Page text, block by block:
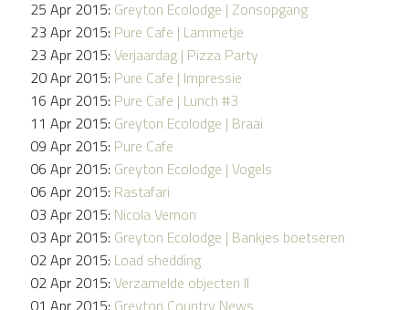
25 Apr 2015: Greyton Ecolodge | Zonsopgang
23 Apr 2015: Pure Cafe | Lammetje
23 Apr 2015: Verjaardag | Pizza Party
20 Apr 2015: Pure Cafe | Impressie
16 Apr 2015: Pure Cafe | Lunch #3
11 Apr 2015: Greyton Ecolodge | Braai
09 Apr 2015: Pure Cafe
06 Apr 2015: Greyton Ecolodge | Vogels
06 Apr 2015: Rastafari
03 Apr 2015: Nicola Vernon
03 Apr 2015: Greyton Ecolodge | Bankjes boetseren
02 Apr 2015: Load shedding
02 Apr 2015: Verzamelde objecten II
01 Apr 2015: Greyton Country News